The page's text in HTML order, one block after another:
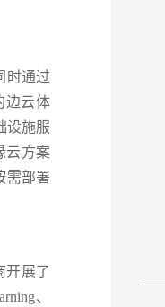
时通过
边云体
设施服
云方案
需部署
开展了
、